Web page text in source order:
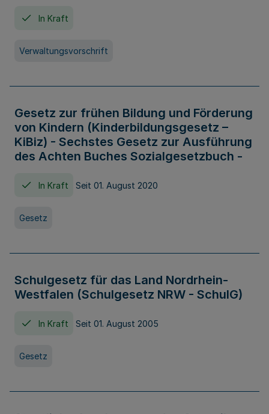
In Kraft
Verwaltungsvorschrift
Gesetz zur frühen Bildung und Förderung
von Kindern (Kinderbildungsgesetz –
KiBiz) - Sechstes Gesetz zur Ausführung
des Achten Buches Sozialgesetzbuch -
In Kraft Seit 01. August 2020
Gesetz
Schulgesetz für das Land Nordrhein-
Westfalen (Schulgesetz NRW - SchulG)
In Kraft Seit 01. August 2005
Gesetz